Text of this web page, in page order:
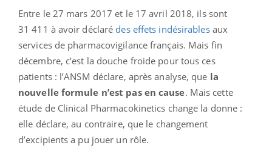
Entre le 27 mars 2017 et le 17 avril 2018, ils sont
31 411 à avoir déclaré des effets indésirablesaux
services de pharmacovigilance français. Mais fin
décembre, c’est la douche froide pour tous ces
patients : l’ANSM déclare, après analyse, que la
nouvelle formule n’est pas en cause. Mais cette
étude de Clinical Pharmacokinetics change la donne :
elle déclare, au contraire, que le changement
d’excipients a pu jouer un rôle.